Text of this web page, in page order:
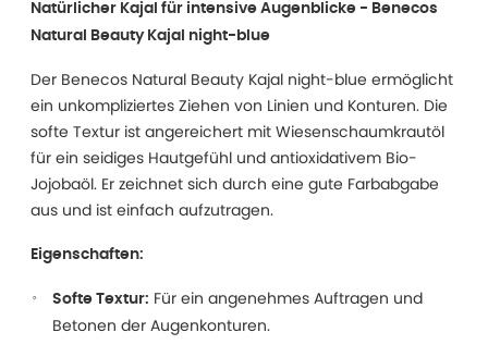
Natürlicher Kajal für intensive Augenblicke - Benecos
Natural Beauty Kajal night-blue
Der Benecos Natural Beauty Kajal night-blue ermöglicht
ein unkompliziertes Ziehen von Linien und Konturen. Die
softe Textur ist angereichert mit Wiesenschaumkrautöl
für ein seidiges Hautgefühl und antioxidativem Bio-
Jojobaöl. Er zeichnet sich durch eine gute Farbabgabe
aus und ist einfach aufzutragen.
Eigenschaften:
Softe Textur: Für ein angenehmes Auftragen und
Betonen der Augenkonturen.